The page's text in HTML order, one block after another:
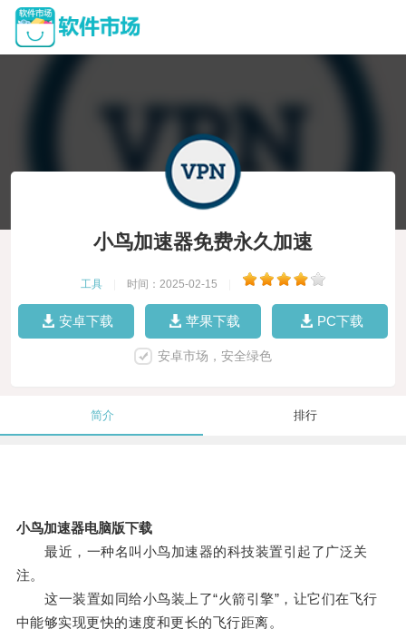
小鸟加速器免费永久加速
工具 时间：2025-02-15
安卓下载 苹果下载 PC下载
安卓市场，安全绿色
简介 排行
小鸟加速器电脑版下载
最近，一种名叫小鸟加速器的科技装置引起了广泛关
注。
这一装置如同给小鸟装上了“火箭引擎”，让它们在飞行
中能够实现更快的速度和更长的飞行距离。